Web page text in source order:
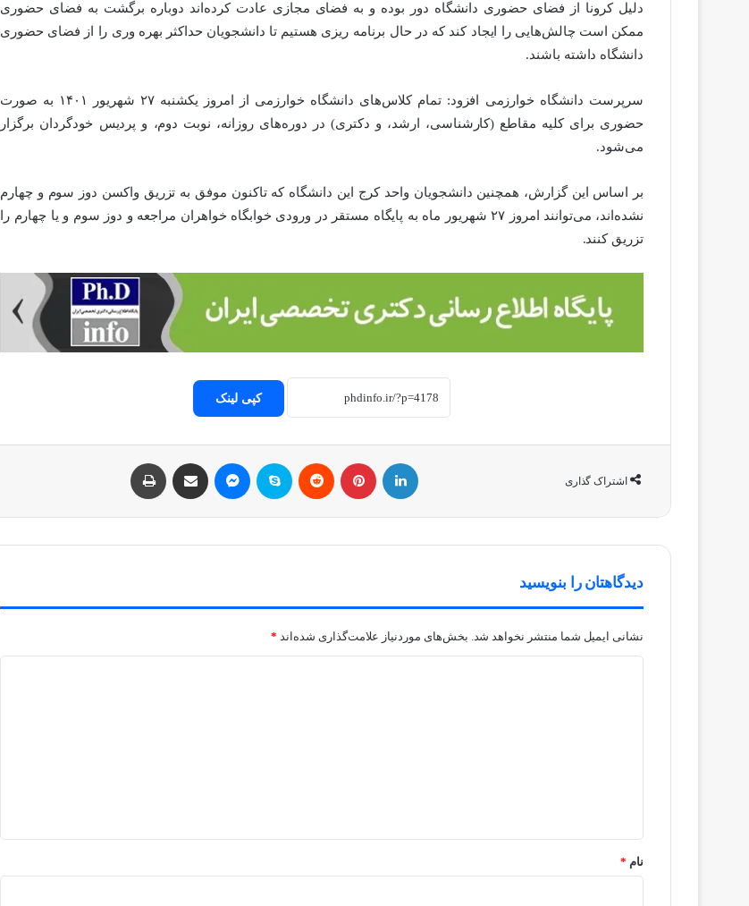
دلیل کرونا از فضای حضوری دانشگاه دور بوده و به فضای مجازی عادت کرده‌اند دوباره برگشت به فضای حضوری
ممکن است چالش‌هایی را ایجاد کند که در حال برنامه ریزی هستیم تا دانشجویان حداکثر بهره وری را از فضای حضوری
دانشگاه داشته باشند.
سرپرست دانشگاه خوارزمی افزود: تمام کلاس‌های دانشگاه خوارزمی از امروز یکشنبه ۲۷ شهریور ۱۴۰۱ به صورت
حضوری برای کلیه مقاطع (کارشناسی، ارشد، و دکتری) در دوره‌های روزانه، نوبت دوم، و پردیس خودگردان برگزار
می‌شود.
بر اساس این گزارش، همچنین دانشجویان واحد کرج این دانشگاه که تاکنون موفق به تزریق واکسن دوز سوم و چهارم
نشده‌اند، می‌توانند امروز ۲۷ شهریور ماه به پایگاه مستقر در ورودی خوابگاه خواهران مراجعه و دوز سوم و یا چهارم را
تزریق کنند.
کپی لینک
اشتراک گذاری
دیدگاهتان را بنویسید
نشانی ایمیل شما منتشر نخواهد شد. بخش‌های موردنیاز علامت‌گذاری شده‌اند *
نام *